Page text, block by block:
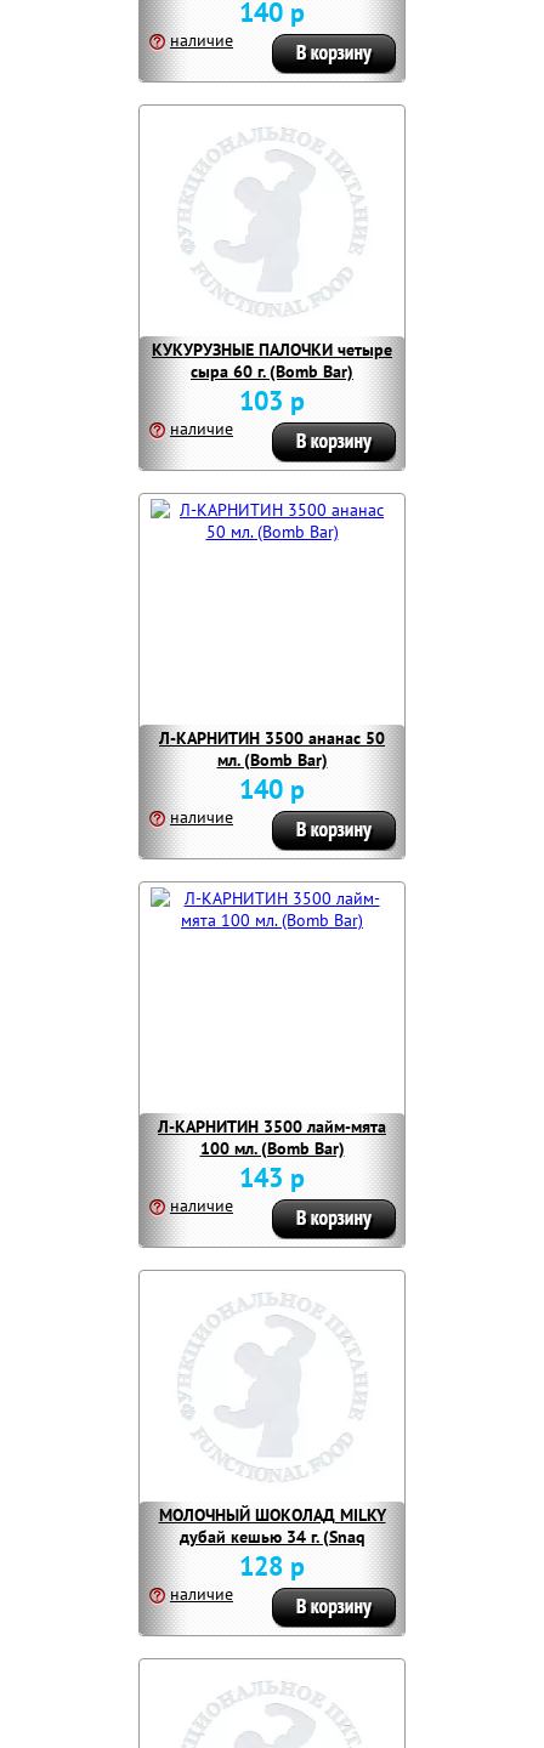
140 р
наличие
КУКУРУЗНЫЕ ПАЛОЧКИ четыре
сыра 60 г. (Bomb Bar)
103 р
наличие
Л-КАРНИТИН 3500 ананас 50
мл. (Bomb Bar)
140 р
наличие
Л-КАРНИТИН 3500 лайм-мята
100 мл. (Bomb Bar)
143 р
наличие
МОЛОЧНЫЙ ШОКОЛАД MILKY
дубай кешью 34 г. (Snaq
Fabriq)
128 р
наличие